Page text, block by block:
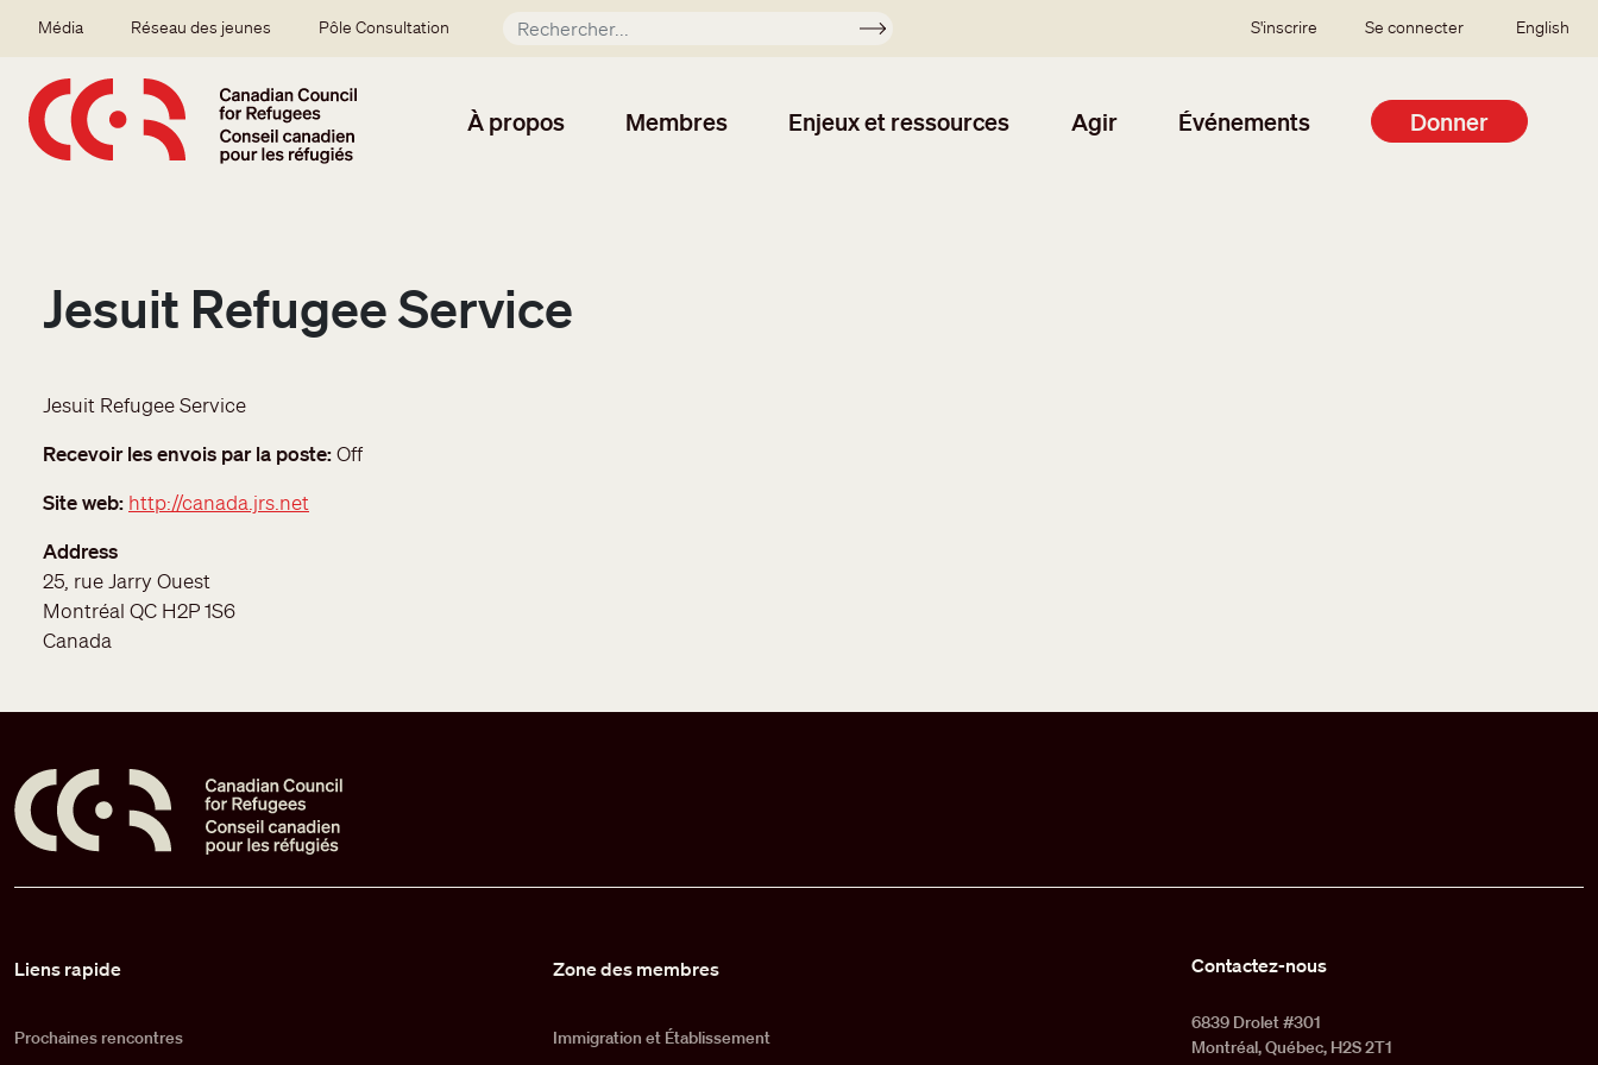
Secondary menu
Média Réseau des jeunes Pôle Consultation Soumettre SSO user menu
S'inscrire Se connecter English
À propos Membres Enjeux et ressources Agir Événements Donner
Jesuit Refugee Service
Jesuit Refugee Service
Recevoir les envois par la poste Off
Site web http://canada.jrs.net
Address
25, rue Jarry Ouest
Montréal QC H2P 1S6
Canada
Liens rapide
Prochaines rencontres
Zone des membres
Immigration et Établissement
Contactez-nous
6839 Drolet #301
Montréal, Québec, H2S 2T1